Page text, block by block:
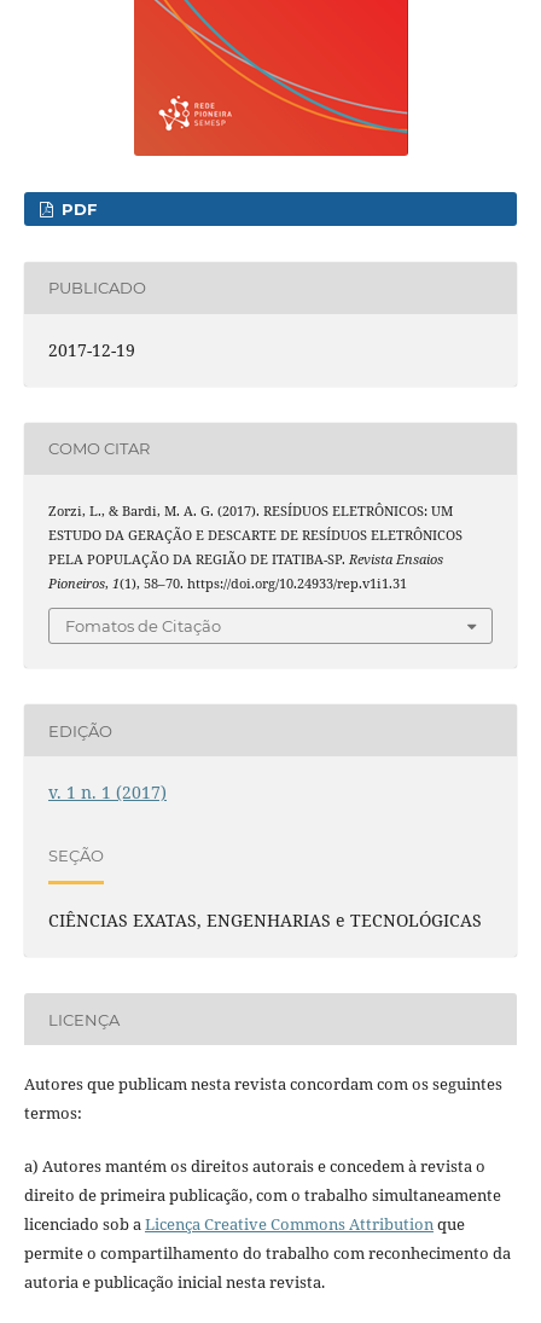
PDF
PUBLICADO
2017-12-19
COMO CITAR
Zorzi, L., & Bardi, M. A. G. (2017). RESÍDUOS ELETRÔNICOS: UM
ESTUDO DA GERAÇÃO E DESCARTE DE RESÍDUOS ELETRÔNICOS
PELA POPULAÇÃO DA REGIÃO DE ITATIBA-SP. Revista Ensaios
Pioneiros, 1(1), 58–70. https://doi.org/10.24933/rep.v1i1.31
Fomatos de Citação
EDIÇÃO
v. 1 n. 1 (2017)
SEÇÃO
CIÊNCIAS EXATAS, ENGENHARIAS e TECNOLÓGICAS
LICENÇA
Autores que publicam nesta revista concordam com os seguintes
termos:
a) Autores mantém os direitos autorais e concedem à revista o
direito de primeira publicação, com o trabalho simultaneamente
licenciado sob aLicença Creative Commons Attributionque
permite o compartilhamento do trabalho com reconhecimento da
autoria e publicação inicial nesta revista.